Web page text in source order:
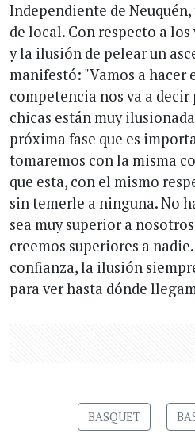
Independiente de
de local. Con respecto a
y la ilusión de pelear un
manifestó: "Vamos a hacer
competencia nos va a decir
chicas están muy
próxima fase que es
tomaremos con la misma
que esta, con el mismo
sin temerle a ninguna. No
sea muy superior a
creemos superiores a
confianza, la ilusión
para ver hasta dónde
BASQUET